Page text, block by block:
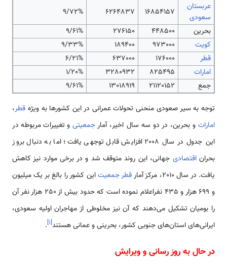
عربستان
سعودی
16854157
6264837
9/72%
بحرین
448500
276150
9/61%
کویت
973000
189400
9/33%
قطر
176000
637000
6/21%
امارات
825495
3280932
1/20%
جمع
21120152
13018919
9/61%
توجه به سیر صعودی منحنی تحولات عمرانی در این کشورها به ویژه قطر،
اماراتو بحرین، در دو سه سال اخیر، آمارجمعیتیو تغییرات مربوطه در
این جدول در سال 2008 افزایش قابل توجهی یافت؛ اما به دنبال بروز
بحراناقتصادی جهانی‌، این روند متوقف شد و در برخی موارد نیز کاهش
یافت. در سال 2010، مرکز آمار
قطرجمعیتاین کشور را بالغ بر یک میلیون
و 699 هزار و 435 نفراعلام نموده است که حدود بیش از 250 هزار نفر آن
را بومیان تشکیل می‌دهند که آن نیز مخلوطی از مهاجران اولیه سعودی،
ایرانی‌های استان‌های جنوبی کشور، بحرینی و عمانی هستند[۱]
.
در حال به روز رسانی و ویرایش